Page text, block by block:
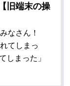
旧端末の操
なさん！
てしまっ
しまった」